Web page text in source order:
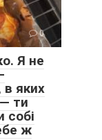
0
Я не
в яких
ти
ж